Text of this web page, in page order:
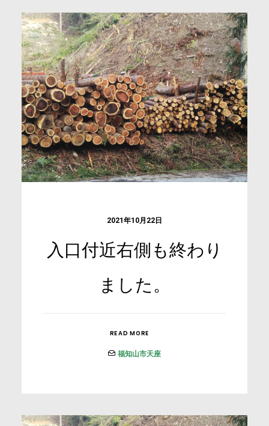
2021年10月22日
入口付近右側も終わり
ました。
READ MORE
福知山市天座